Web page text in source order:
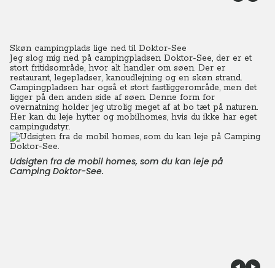
Skøn campingplads lige ned til Doktor-See
Jeg slog mig ned på campingpladsen Doktor-See, der er et
stort fritidsområde, hvor alt handler om søen. Der er
restaurant, legepladser, kanoudlejning og en skøn strand.
Campingpladsen har også et stort fastliggerområde, men det
ligger på den anden side af søen. Denne form for
overnatning holder jeg utrolig meget af at bo tæt på naturen.
Her kan du leje hytter og mobilhomes, hvis du ikke har eget
campingudstyr.
Udsigten fra de mobil homes, som du kan leje på
Camping Doktor-See.